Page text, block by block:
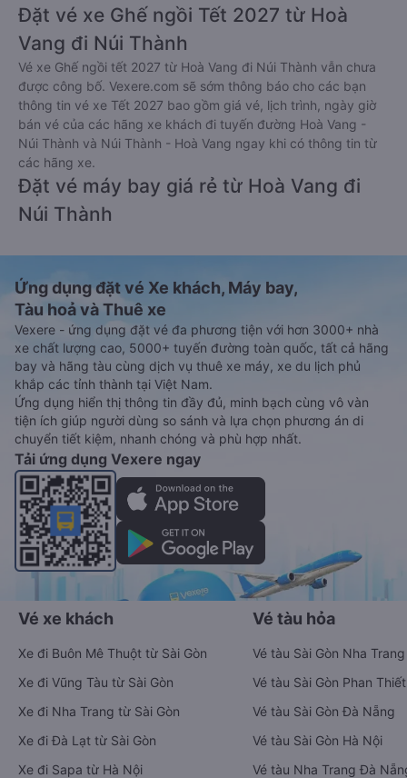
Đặt vé xe Ghế ngồi Tết 2027 từ Hoà
Vang đi Núi Thành
Vé xe Ghế ngồi tết 2027 từ Hoà Vang đi Núi Thành vẫn chưa
được công bố. Vexere.com sẽ sớm thông báo cho các bạn
thông tin vé xe Tết 2027 bao gồm giá vé, lịch trình, ngày giờ
bán vé của các hãng xe khách đi tuyến đường Hoà Vang -
Núi Thành và Núi Thành - Hoà Vang ngay khi có thông tin từ
các hãng xe.
Đặt vé máy bay giá rẻ từ Hoà Vang đi
Núi Thành
Ứng dụng đặt vé Xe khách, Máy bay,
Tàu hoả và Thuê xe
Vexere - ứng dụng đặt vé đa phương tiện với hơn 3000+ nhà
xe chất lượng cao, 5000+ tuyến đường toàn quốc, tất cả hãng
bay và hãng tàu cùng dịch vụ thuê xe máy, xe du lịch phủ
khắp các tỉnh thành tại Việt Nam.
Ứng dụng hiển thị thông tin đầy đủ, minh bạch cùng vô vàn
tiện ích giúp người dùng so sánh và lựa chọn phương án di
chuyển tiết kiệm, nhanh chóng và phù hợp nhất.
Tải ứng dụng Vexere ngay
Vé xe khách
Xe đi Buôn Mê Thuột từ Sài Gòn
Xe đi Vũng Tàu từ Sài Gòn
Xe đi Nha Trang từ Sài Gòn
Xe đi Đà Lạt từ Sài Gòn
Xe đi Sapa từ Hà Nội
Vé tàu hỏa
Vé tàu Sài Gòn Nha Trang
Vé tàu Sài Gòn Phan Thiết
Vé tàu Sài Gòn Đà Nẵng
Vé tàu Sài Gòn Hà Nội
Vé tàu Nha Trang Đà